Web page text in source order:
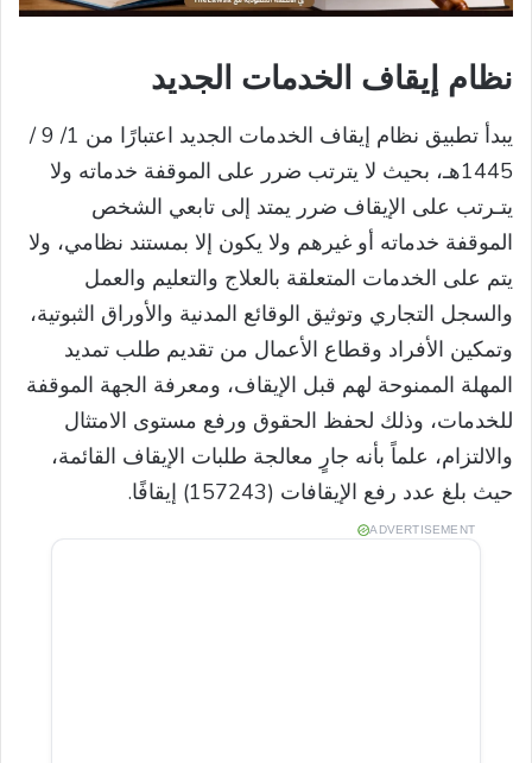
نظام إيقاف الخدمات الجديد
يبدأ تطبيق نظام إيقاف الخدمات الجديد اعتبارًا من 1/ 9 /
1445هـ، بحيث لا يترتب ضرر على الموقفة خدماته ولا
يتـرتب على الإيقاف ضرر يمتد إلى تابعي الشخص
الموقفة خدماته أو غيرهم ولا يكون إلا بمستند نظامي، ولا
يتم على الخدمات المتعلقة بالعلاج والتعليم والعمل
والسجل التجاري وتوثيق الوقائع المدنية والأوراق الثبوتية،
وتمكين الأفراد وقطاع الأعمال من تقديم طلب تمديد
المهلة الممنوحة لهم قبل الإيقاف، ومعرفة الجهة الموقفة
للخدمات، وذلك لحفظ الحقوق ورفع مستوى الامتثال
والالتزام، علماً بأنه جارٍ معالجة طلبات الإيقاف القائمة،
حيث بلغ عدد رفع الإيقافات (157243) إيقافًا.
ADVERTISEMENT